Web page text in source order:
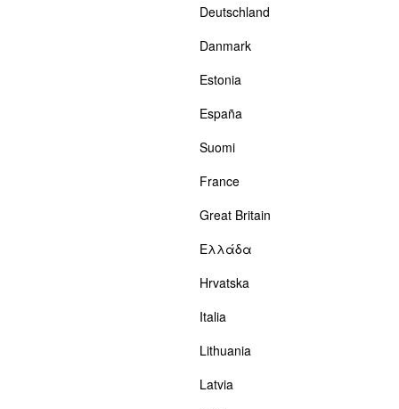
Deutschland
Danmark
Estonia
España
Suomi
France
Great Britain
Ελλάδα
Hrvatska
Italia
Lithuania
Latvia